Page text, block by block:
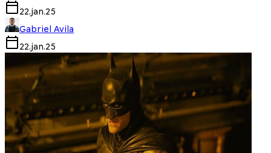
22.jan.25
Gabriel Avila
22.jan.25